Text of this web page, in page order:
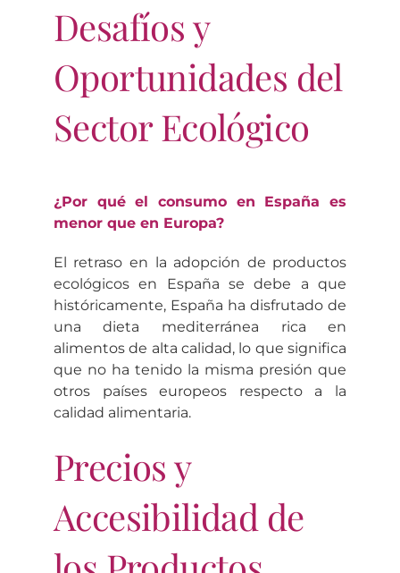
Desafíos y
Oportunidades del
Sector Ecológico
¿Por qué el consumo en España es
menor que en Europa?
El retraso en la adopción de productos
ecológicos en España se debe a que
históricamente, España ha disfrutado de
una dieta mediterránea rica en
alimentos de alta calidad, lo que significa
que no ha tenido la misma presión que
otros países europeos respecto a la
calidad alimentaria.
Precios y
Accesibilidad de